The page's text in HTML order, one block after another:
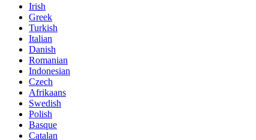
Irish
Greek
Turkish
Italian
Danish
Romanian
Indonesian
Czech
Afrikaans
Swedish
Polish
Basque
Catalan